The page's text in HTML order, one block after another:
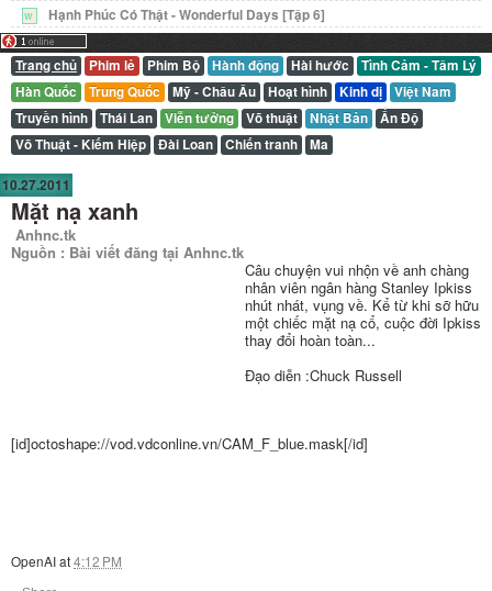
W Hạnh Phúc Có Thật - Wonderful Days [Tập 6]
Trang chủ Phim lẻ Phim Bộ Hành động Hài hước
Tình Cảm - Tâm Lý
Hàn Quốc
Trung Quốc Mỹ - Châu Âu Hoạt hình Kinh dị
Việt Nam
Truyền hình
Thái Lan Viễn tưởng Võ thuật Nhật Bản
Ấn Độ
Võ Thuật - Kiếm Hiệp
Đài Loan Chiến tranh Ma
10.27.2011
Mặt nạ xanh
Anhnc.tk
Nguồn : Bài viết đăng tại Anhnc.tk
Câu chuyện vui nhộn về anh chàng
nhân viên ngân hàng Stanley Ipkiss
nhút nhát, vụng về. Kể từ khi sỡ hữu
một chiếc mặt nạ cổ, cuộc đời Ipkiss
thay đổi hoàn toàn...
Đạo diễn :Chuck Russell
[id]octoshape://vod.vdconline.vn/CAM_F_blue.mask[/id]
OpenAIat4:12 PM